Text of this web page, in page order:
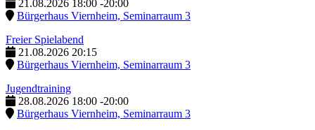
21.08.2026 18:00 -20:00
Bürgerhaus Viernheim, Seminarraum 3
Freier Spielabend
21.08.2026 20:15
Bürgerhaus Viernheim, Seminarraum 3
Jugendtraining
28.08.2026 18:00 -20:00
Bürgerhaus Viernheim, Seminarraum 3